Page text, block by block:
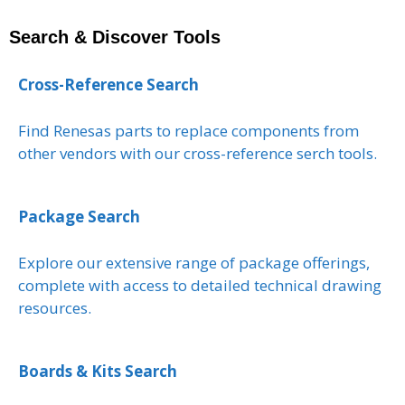
Search & Discover Tools
Cross-Reference Search
Find Renesas parts to replace components from
other vendors with our cross-reference serch tools.
Package Search
Explore our extensive range of package offerings,
complete with access to detailed technical drawing
resources.
Boards & Kits Search